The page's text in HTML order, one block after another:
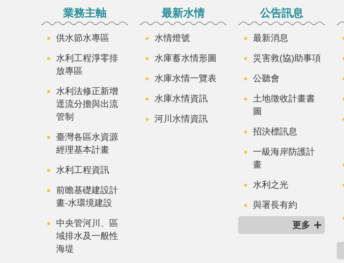
業務主軸
供水節水專區
水利工程淨零排
放專區
水利法修正新增
逕流分擔與出流
管制
臺灣各區水資源
經理基本計畫
水利工程資訊
前瞻基礎建設計
畫-水環境建設
中央管河川、區
域排水及一般性
海堤
最新水情
水情燈號
水庫蓄水情形圖
水庫水情一覽表
水庫水情資訊
河川水情資訊
公告訊息
最新消息
災害救(協)助事項
公聽會
土地徵收計畫書
圖
招決標訊息
一級海岸防護計
畫
水利之光
與署長有約
更多